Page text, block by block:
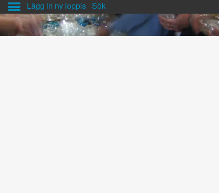
Lägg in ny loppis Sök